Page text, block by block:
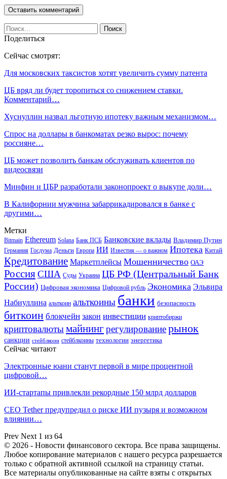
Поделиться
Сейчас смотрят:
Для московских таксистов хотят увеличить сумму патента
ЦБ вряд ли будет торопиться со снижением ставки.
Комментарий…
Хуснуллин назвал льготную ипотеку важным механизмом…
Спрос на доллары в банкоматах резко вырос: почему
россияне…
ЦБ может позволить банкам обслуживать клиентов по
видеосвязи
Минфин и ЦБР разработали законопроект о выкупе доли…
В Калифорнии мужчина забаррикадировался в банке с
другими…
Метки
Bitmain Ethereum Solana Банк ПСБ Банковские вклады Владимир Путин
Германия Госдума Деньги Европа ИИ Известия — о важном Ипотека Китай
Кредитование Маркетплейсы Мошенничество ОАЭ
РоссияСША Суды Украина ЦБ РФ (Центральный Банк
России) Цифровая экономика Цифровой рубль Экономика Эльвира
Набиуллина альткоин альткоины банки безопасность
биткоин блокчейн закон инвестиции криптобиржи
криптовалютымайнинг регулированиерынок
санкции стейблкоин стейблкоины технологии энергетика
Сейчас читают
Электронные юани станут первой в мире процентной
цифровой…
ИИ-стартапы привлекли рекордные 150 млрд долларов
CEO Tether предупредил о риске ИИ пузыря и возможном
влиянии…
Prev Next 1 из 64
© 2026 - Новости финансового сектора. Все права защищены.
Любое копирование материалов с нашего ресурса разрешается
только с обратной активной ссылкой на страницу статьи.
Все материалы опубликованные на сайте взяты с открытых